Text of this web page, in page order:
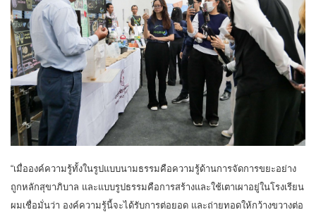
“เมื่อองค์ความรู้ทั้งในรูปแบบนามธรรมคือความรู้ด้านการจัดการขยะอย่าง
ถูกหลักสุขาภิบาล และแบบรูปธรรมคือการสร้างและใช้เตาเผาอยู่ในโรงเรียน
ผมเชื่อมั่นว่า องค์ความรู้นี้จะได้รับการต่อยอด และถ่ายทอดให้กว้างขวางต่อ